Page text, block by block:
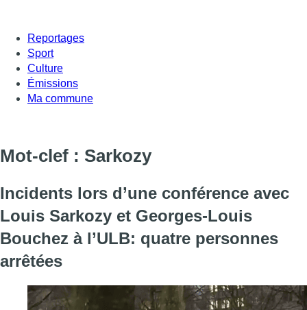
Reportages
Sport
Culture
Émissions
Ma commune
Mot-clef : Sarkozy
Incidents lors d’une conférence avec
Louis Sarkozy et Georges-Louis
Bouchez à l’ULB: quatre personnes
arrêtées